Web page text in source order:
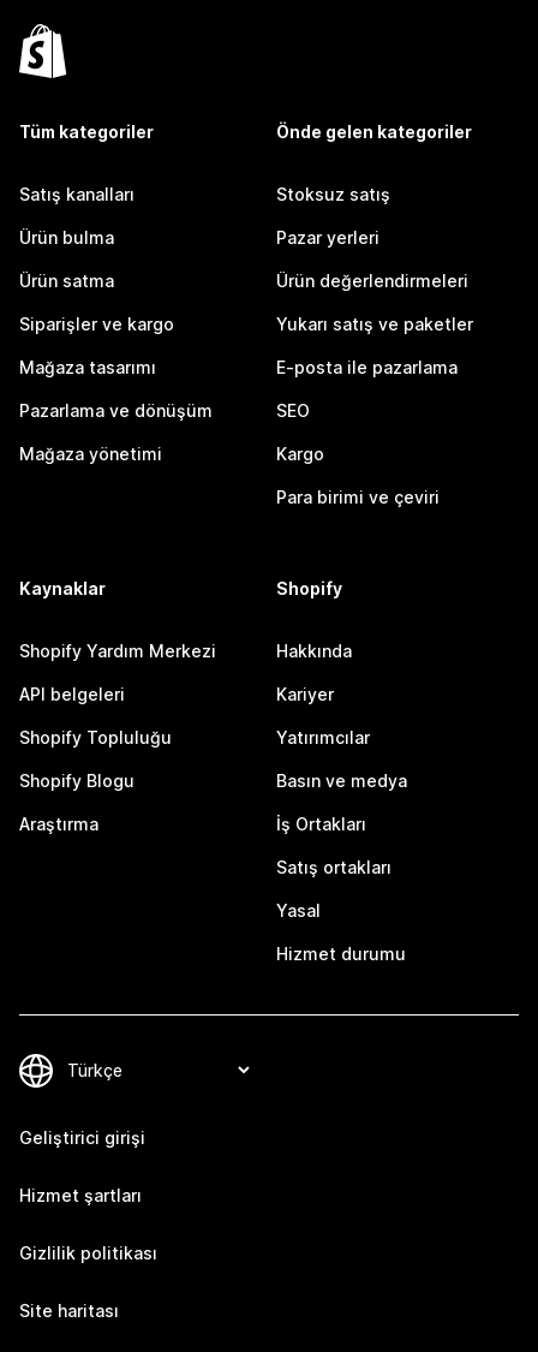
Tüm kategoriler
Satış kanalları
Ürün bulma
Ürün satma
Siparişler ve kargo
Mağaza tasarımı
Pazarlama ve dönüşüm
Mağaza yönetimi
Önde gelen kategoriler
Stoksuz satış
Pazar yerleri
Ürün değerlendirmeleri
Yukarı satış ve paketler
E-posta ile pazarlama
SEO
Kargo
Para birimi ve çeviri
Kaynaklar
Shopify Yardım Merkezi
API belgeleri
Shopify Topluluğu
Shopify Blogu
Araştırma
Shopify
Hakkında
Kariyer
Yatırımcılar
Basın ve medya
İş Ortakları
Satış ortakları
Yasal
Hizmet durumu
Geliştirici girişi
Hizmet şartları
Gizlilik politikası
Site haritası